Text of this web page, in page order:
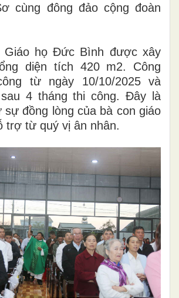
cùng đông đảo cộng đoàn
Giáo họ Đức Bình được xây
diện tích 420 m2. Công
từ ngày 10/10/2025 và
4 tháng thi công. Đây là
sự đồng lòng của bà con giáo
trợ từ quý vị ân nhân.